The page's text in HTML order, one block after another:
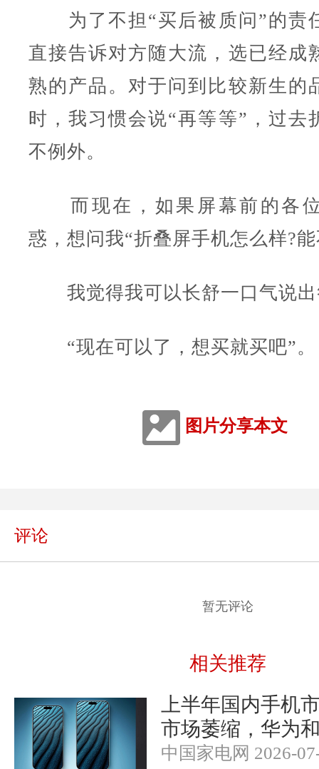
为了不担“买后被质问”的责
直接告诉对方随大流，选已经成
熟的产品。对于问到比较新生的
时，我习惯会说“再等等”，过去
不例外。
而现在，如果屏幕前的各
惑，想问我“折叠屏手机怎么样?
我觉得我可以长舒一口气说出
“现在可以了，想买就买吧”。
图片分享本文
评论
暂无评论
相关推荐
上半年国内手机
市场萎缩，华为
中国家电网 2026-